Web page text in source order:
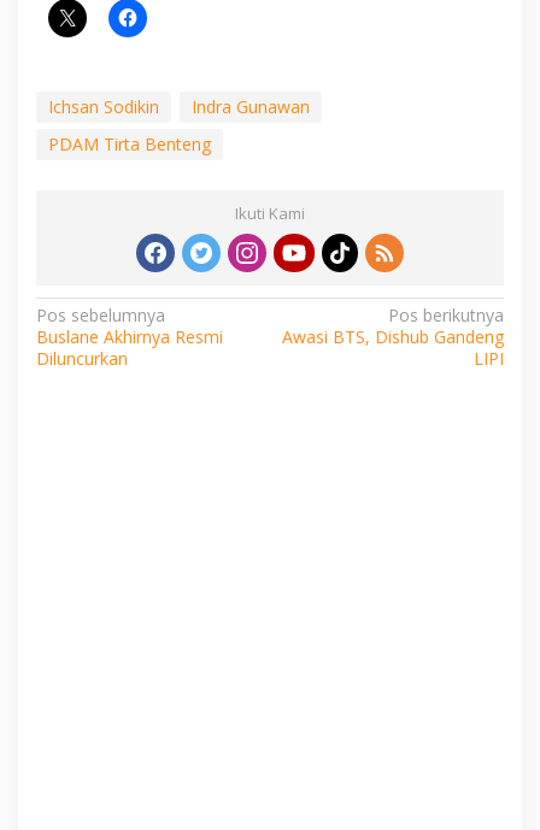
Ichsan Sodikin
Indra Gunawan
PDAM Tirta Benteng
Ikuti Kami
Navigasi
pos
Pos sebelumnya
Buslane Akhirnya Resmi
Diluncurkan
Pos berikutnya
Awasi BTS, Dishub Gandeng
LIPI